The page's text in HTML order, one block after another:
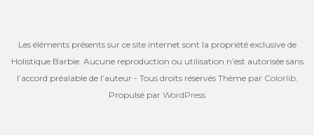
Les éléments présents sur ce site internet sont la propriété exclusive de
Holistique Barbie. Aucune reproduction ou utilisation n’est autorisée sans
l’accord préalable de l’auteur - Tous droits réservés Thème par Colorlib.
Propulsé par WordPress